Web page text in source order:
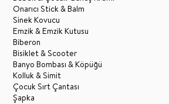
Onarıcı Stick & Balm
Sinek Kovucu
Emzik & Emzik Kutusu
Biberon
Bisiklet & Scooter
Banyo Bombası & Köpüğü
Kolluk & Simit
Çocuk Sırt Çantası
Şapka